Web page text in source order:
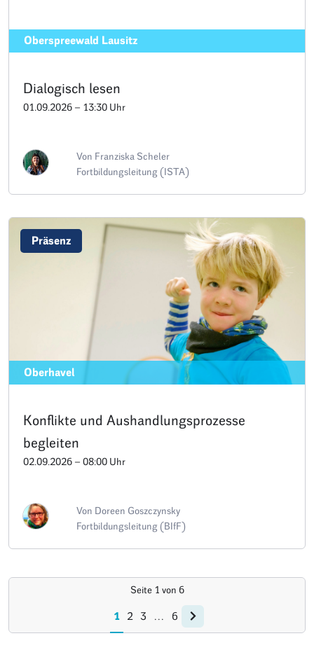
Oberspreewald Lausitz
Dialogisch lesen
01.09.2026 – 13:30 Uhr
Von Franziska Scheler
Fortbildungsleitung (ISTA)
Präsenz
Oberhavel
Konflikte und Aushandlungsprozesse
begleiten
02.09.2026 – 08:00 Uhr
Von Doreen Goszczynsky
Fortbildungsleitung (BIfF)
Seite 1 von 6
1 2 3 … 6